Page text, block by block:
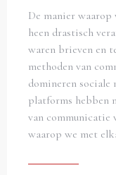
De manier waarop
heen drastisch
waren brieven en
methoden van
domineren sociale
platforms hebben
van communicatie
waarop we met